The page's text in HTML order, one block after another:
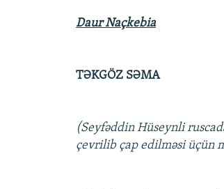
Daur Naçkebia
TƏKGÖZ SƏMA
(Seyfəddin Hüseynli
çevrilib çap edilməsi üçün